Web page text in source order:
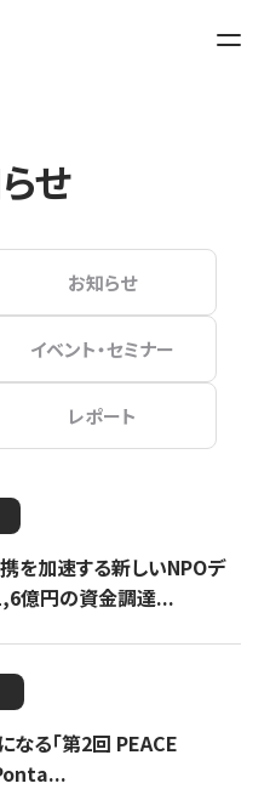
せ
お知らせ
イベント・セミナー
レポート
を加速する新しいNPOデ
億円の資金調達...
なる「第2回 PEACE